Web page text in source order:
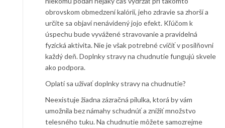
obrovskom obmedzení kalórií, jeho zdravie sa zhorší a
určite sa objaví nenávidený jojo efekt. Kľúčom k
úspechu bude vyvážené stravovanie a pravidelná
fyzická aktivita. Nie je však potrebné cvičiť v posilňovni
každý deň. Doplnky stravy na chudnutie fungujú skvele
ako podpora.
Oplatí sa užívať doplnky stravy na chudnutie?
Neexistuje žiadna zázračná pilulka, ktorá by vám
umožnila bez námahy schudnúť a znížiť množstvo
telesného tuku. Na chudnutie môžete samozrejme